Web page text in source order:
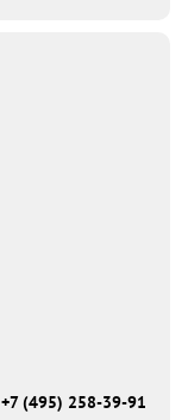
+7 (495) 258-39-91